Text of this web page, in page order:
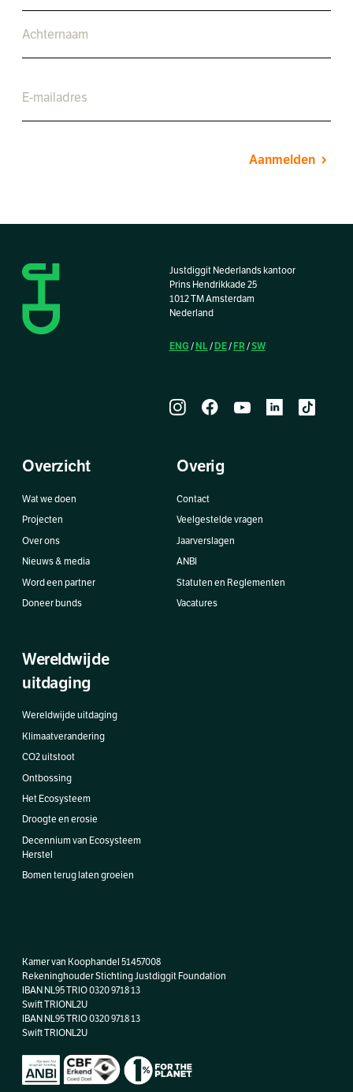
Aanmelden
Justdiggit Nederlands kantoor
Prins Hendrikkade 25
1012 TM Amsterdam
Nederland
ENG / NL/ DE/ FR/SW
Overzicht
Wat we doen
Projecten
Over ons
Nieuws & media
Word een partner
Doneer bunds
Overig
Contact
Veelgestelde vragen
Jaarverslagen
ANBI
Statuten en Reglementen
Vacatures
Wereldwijde
uitdaging
Wereldwijde uitdaging
Klimaatverandering
CO2 uitstoot
Ontbossing
Het Ecosysteem
Droogte en erosie
Decennium van Ecosysteem
Herstel
Bomen terug laten groeien
Kamer van Koophandel 51457008
Rekeninghouder Stichting Justdiggit Foundation
IBAN NL95 TRIO 0320 9718 13
Swift TRIONL2U
IBAN NL95 TRIO 0320 9718 13
Swift TRIONL2U